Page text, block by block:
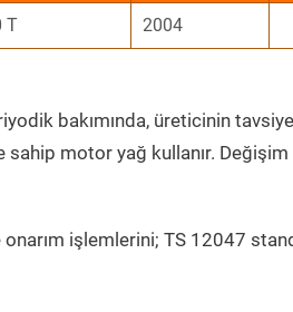
T 2004
bakımında, üreticinin
motor yağ kullanır.
işlemlerini; TS 12047